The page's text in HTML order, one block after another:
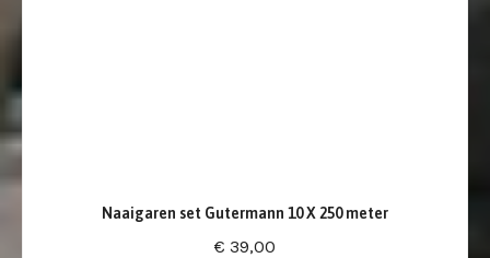
Naaigaren set Gutermann 10 X 250 meter
€ 39,00